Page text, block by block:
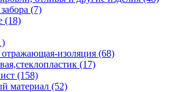
(7)
(18)
изоляция (68)
(17)
(158)
материал (52)